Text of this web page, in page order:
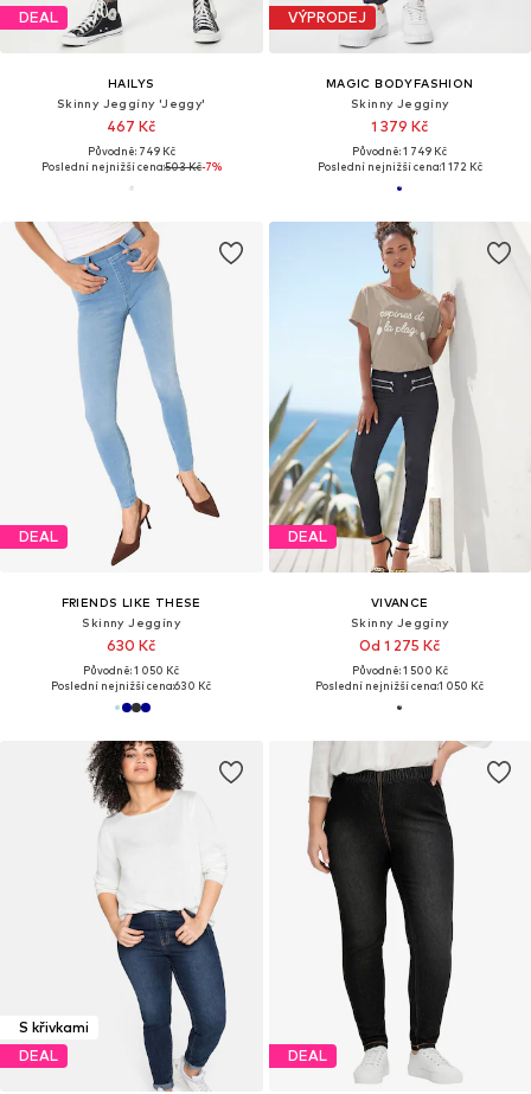
DEAL
HAILYS
Skinny Jeggíny 'Jeggy'
467 Kč
Původně: 749 Kč
Poslední nejnižší cena:503 Kč-7%
VÝPRODEJ
MAGIC BODYFASHION
Skinny Jeggíny
1 379 Kč
Původně: 1 749 Kč
Poslední nejnižší cena:1 172 Kč
DEAL
FRIENDS LIKE THESE
Skinny Jeggíny
630 Kč
Původně: 1 050 Kč
Poslední nejnižší cena:630 Kč
DEAL
VIVANCE
Skinny Jeggíny
Od 1 275 Kč
Původně: 1 500 Kč
Poslední nejnižší cena:1 050 Kč
S křivkami
DEAL
DEAL